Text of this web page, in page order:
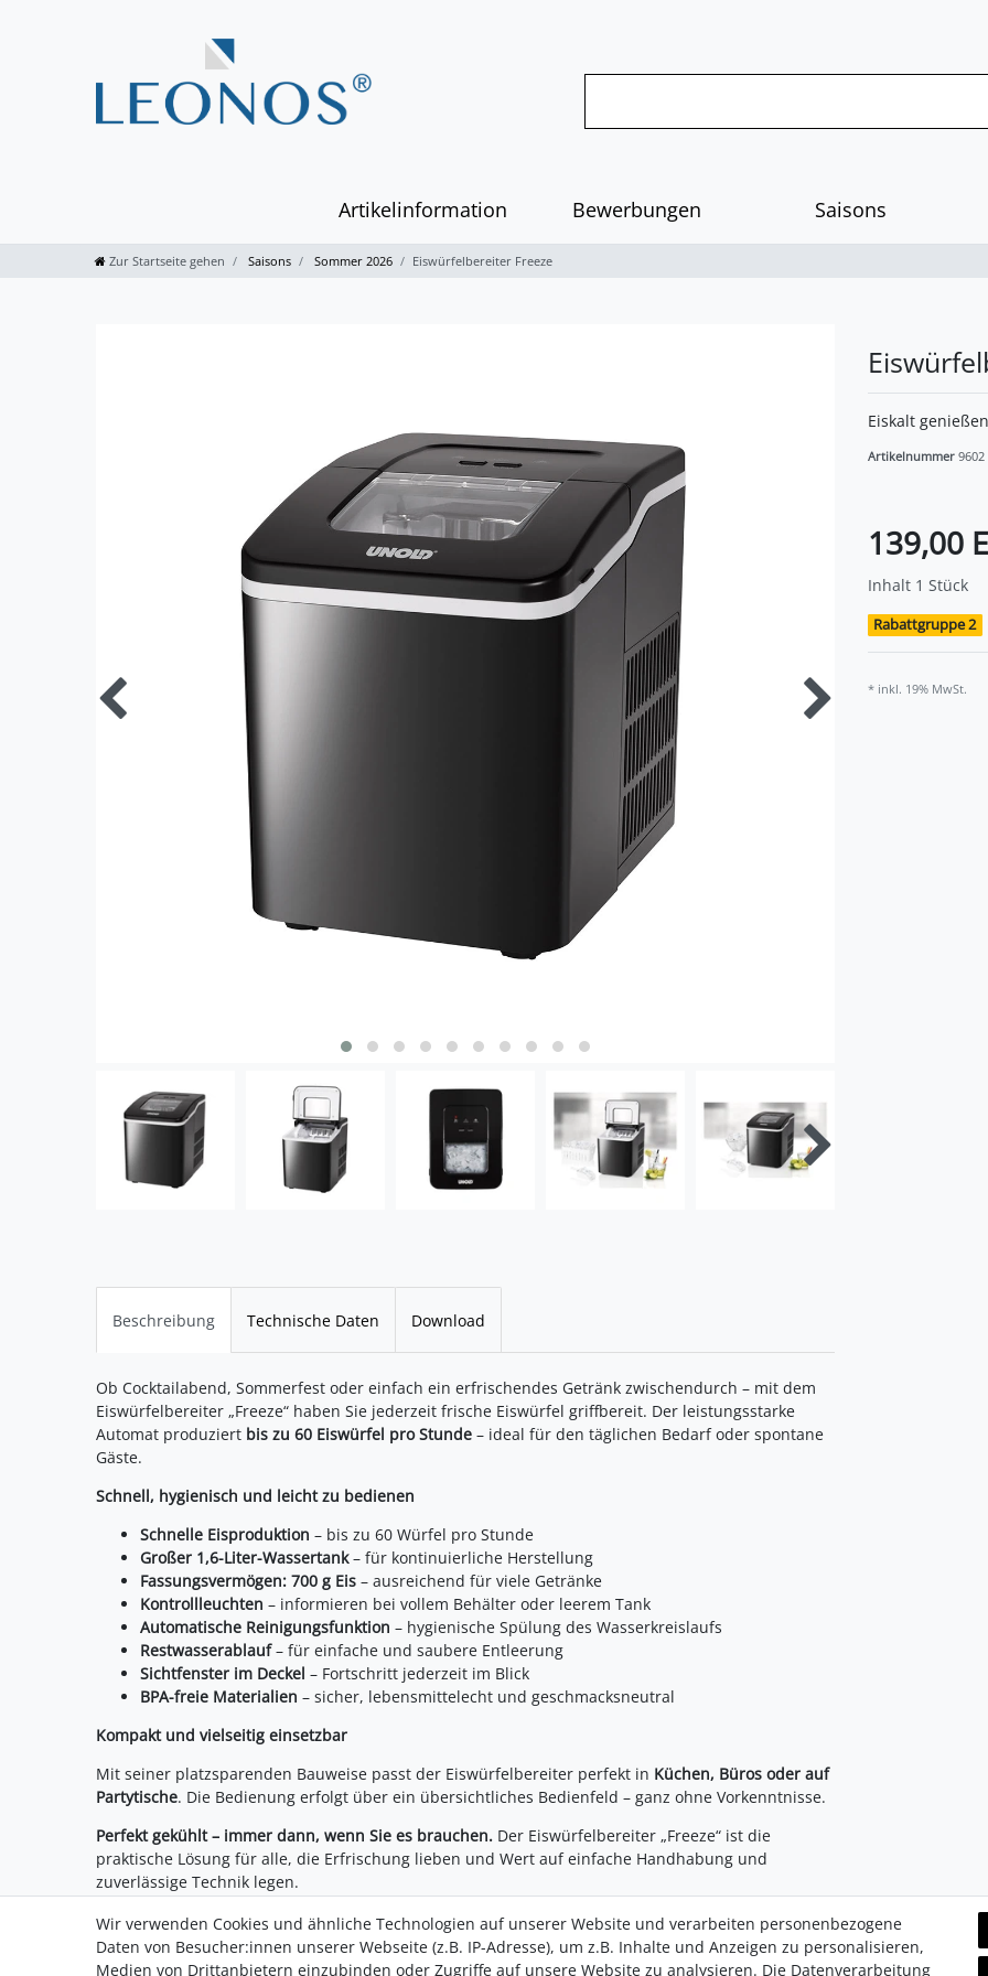
Artikelinformation Bewerbungen Saisons
Zur Startseite gehen Saisons Sommer 2026 Eiswürfelbereiter Freeze
Eiskalt
Artikelnummer 9602
139,00
Inhalt 1 Stück
Rabattgruppe 2
* inkl. 19% MwSt.
Beschreibung Technische Daten Download
Ob Cocktailabend, Sommerfest oder einfach ein erfrischendes Getränk zwischendurch – mit dem
Eiswürfelbereiter „Freeze“ haben Sie jederzeit frische Eiswürfel griffbereit. Der leistungsstarke
Automat produziert bis zu 60 Eiswürfel pro Stunde – ideal für den täglichen Bedarf oder spontane
Gäste.
Schnell, hygienisch und leicht zu bedienen
Schnelle Eisproduktion – bis zu 60 Würfel pro Stunde
Großer 1,6-Liter-Wassertank– für kontinuierliche Herstellung
Fassungsvermögen: 700 g Eis – ausreichend für viele Getränke
Kontrollleuchten – informieren bei vollem Behälter oder leerem Tank
Automatische Reinigungsfunktion – hygienische Spülung des Wasserkreislaufs
Restwasserablauf– für einfache und saubere Entleerung
Sichtfenster im Deckel – Fortschritt jederzeit im Blick
BPA-freie Materialien – sicher, lebensmittelecht und geschmacksneutral
Kompakt und vielseitig einsetzbar
Mit seiner platzsparenden Bauweise passt der Eiswürfelbereiter perfekt in Küchen, Büros oder auf
Partytische. Die Bedienung erfolgt über ein übersichtliches Bedienfeld – ganz ohne Vorkenntnisse.
Perfekt gekühlt – immer dann, wenn Sie es brauchen. Der Eiswürfelbereiter „Freeze“ ist die
praktische Lösung für alle, die Erfrischung lieben und Wert auf einfache Handhabung und
zuverlässige Technik legen.
Wir verwenden Cookies und ähnliche Technologien auf unserer Website und verarbeiten personenbezogene
Daten von Besucher:innen unserer Webseite (z.B. IP-Adresse), um z.B. Inhalte und Anzeigen zu personalisieren,
Medien von Drittanbietern einzubinden oder Zugriffe auf unsere Website zu analysieren. Die Datenverarbeitung